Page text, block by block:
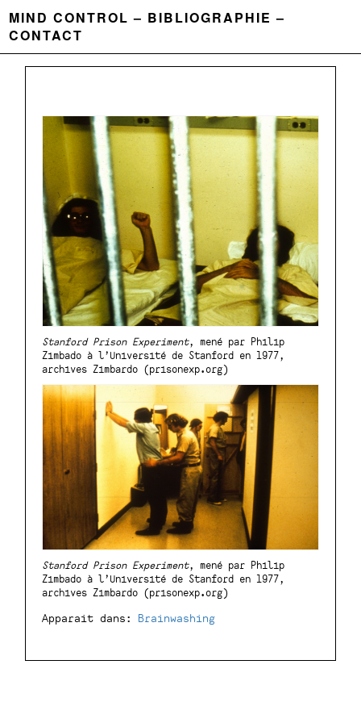
MIND CONTROL
BIBLIOGRAPHIE
CONTACT
Stanford Prison Experiment, mené par Philip
Zimbado à l’Université de Stanford en 1977,
archives Zimbardo (prisonexp.org)
Stanford Prison Experiment, mené par Philip
Zimbado à l’Université de Stanford en 1977,
archives Zimbardo (prisonexp.org)
Apparait dans: Brainwashing